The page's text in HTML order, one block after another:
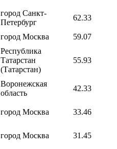
город Санкт-
Петербург
62.33
город Москва 59.07
Республика
Татарстан
(Татарстан)
55.93
Воронежская
область
42.33
город Москва 33.46
город Москва 31.45